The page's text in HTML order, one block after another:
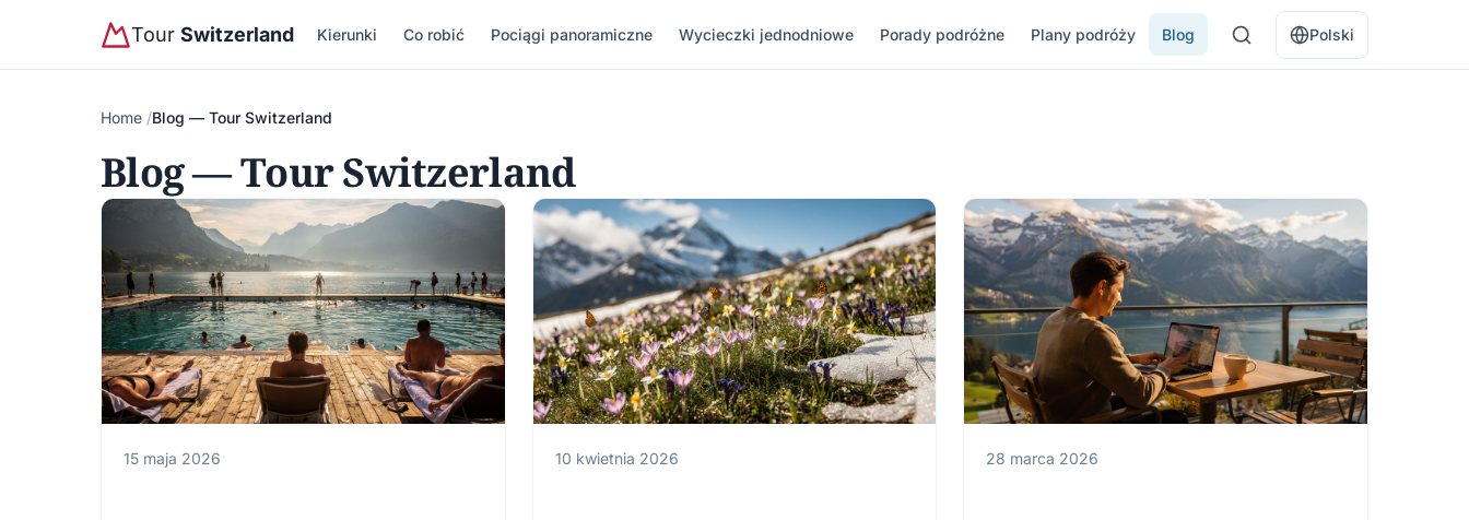
Tour Switzerland Kierunki Co robić Pociągi panoramiczne Wycieczki jednodniowe Porady podróżne Plany podróży Blog Polski
Home Blog — Tour Switzerland
Blog — Tour Switzerland
15 maja 2026 10 kwietnia 2026 28 marca 2026